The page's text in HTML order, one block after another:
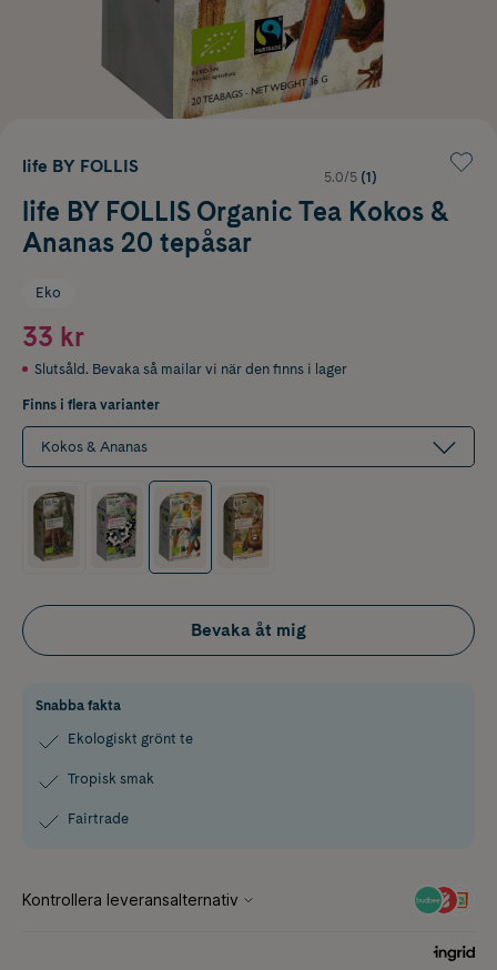
life BY FOLLIS
5.0/5 (1)
life BY FOLLIS Organic Tea Kokos &
Ananas 20 tepåsar
Eko
33 kr
Slutsåld. Bevaka så mailar vi när den finns i lager
Finns i flera varianter
Kokos & Ananas
Bevaka åt mig
Snabba fakta
Ekologiskt grönt te
Tropisk smak
Fairtrade